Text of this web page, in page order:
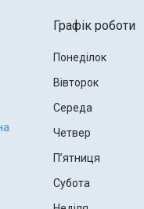
Графік роботи
Понеділок
Вівторок
Середа
Четвер
Пʼятниця
Субота